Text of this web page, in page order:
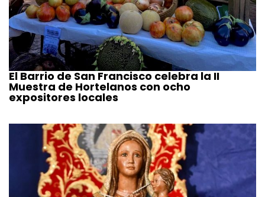
El Barrio de San Francisco celebra la II
Muestra de Hortelanos con ocho
expositores locales